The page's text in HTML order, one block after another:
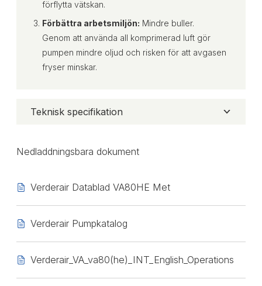
förflytta vätskan.
Förbättra arbetsmiljön: Mindre buller.
Genom att använda all komprimerad luft gör
pumpen mindre oljud och risken för att avgasen
fryser minskar.
Teknisk specifikation
Nedladdningsbara dokument
Verderair Datablad VA80HE Met
Verderair Pumpkatalog
Verderair_VA_va80(he)_INT_English_Operations